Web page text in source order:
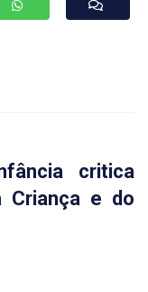
critica
Criança e do